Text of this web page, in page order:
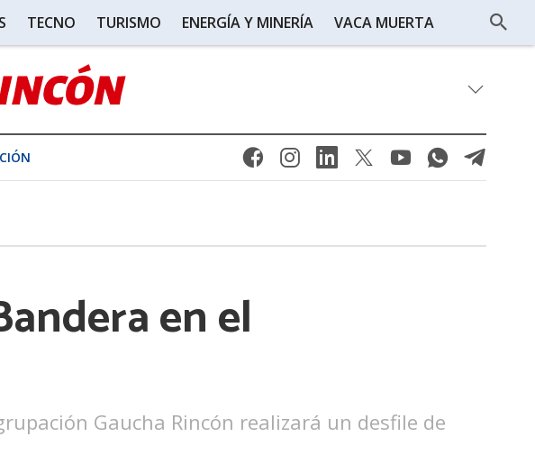
TECNO TURISMO ENERGÍA Y MINERÍA VACA MUERTA
en el
Gaucha Rincón realizará un desfile de